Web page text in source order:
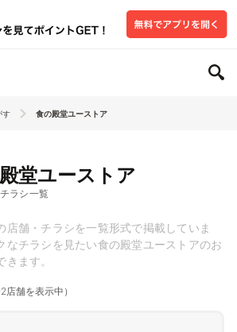
す 食の殿堂ユーストア
堂ユーストア
ラシ一覧
店舗・チラシを一覧形式で掲載していま
なチラシを見たい食の殿堂ユーストアのお
ます。
2店舗を表示中）